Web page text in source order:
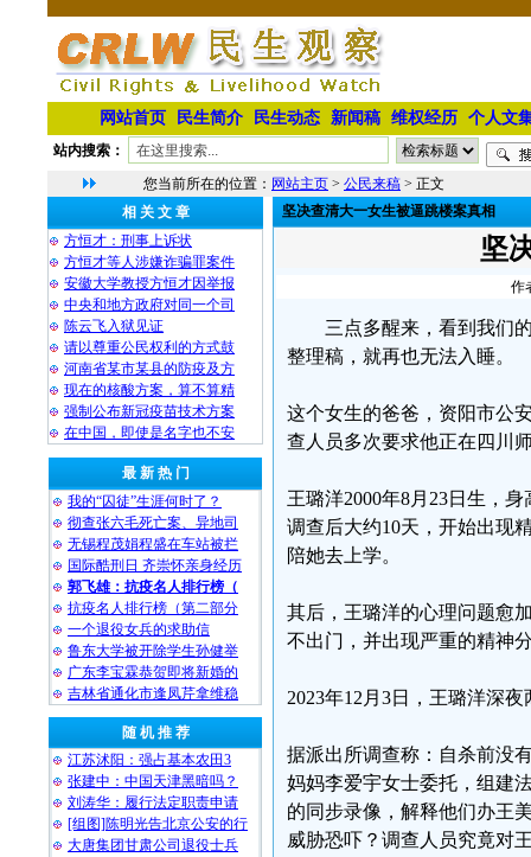
网站首页 民生简介 民生动态 新闻稿 维权经历 个人文
站内搜索：
您当前所在的位置： 网站主页 > 公民来稿 > 正文
相 关 文 章
方恒才：刑事上诉状
方恒才等人涉嫌诈骗罪案件
安徽大学教授方恒才因举报
中央和地方政府对同一个司
陈云飞入狱见证
请以尊重公民权利的方式鼓
河南省某市某县的防疫及方
现在的核酸方案，算不算精
强制公布新冠疫苗技术方案
在中国，即使是名字也不安
最 新 热 门
我的“囚徒”生涯何时了？
彻查张六毛死亡案、异地司
无锡程茂娟程盛在车站被拦
国际酷刑日 齐崇怀亲身经历
郭飞雄：抗疫名人排行榜（
抗疫名人排行榜（第二部分
一个退役女兵的求助信
鲁东大学被开除学生孙健举
广东李宝霖恭贺即将新婚的
吉林省通化市逢凤芹拿维稳
随 机 推 荐
江苏沭阳：强占基本农田3
张建中：中国天津黑暗吗？
刘涛华：履行法定职责申请
[组图]陈明光告北京公安的行
大唐集团甘肃公司退役士兵
坚决查清大一女生被逼跳楼案真相
坚
作
三点多醒来，看到我们
整理稿，就再也无法入睡。
这个女生的爸爸，资阳市公
查人员多次要求他正在四川
王璐洋2000年8月23日生，
调查后大约10天，开始出现
陪她去上学。
其后，王璐洋的心理问题愈
不出门，并出现严重的精神
2023年12月3日，王璐洋深
据派出所调查称：自杀前没
妈妈李爱宇女士委托，组建
的同步录像，解释他们办王
威胁恐吓？调查人员究竟对